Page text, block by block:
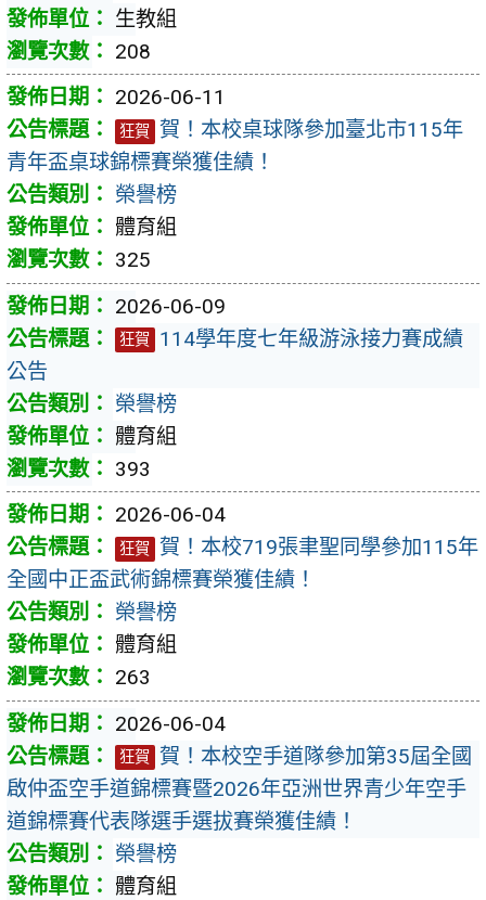
生教組
208
2026-06-11
狂賀 賀！本校桌球隊參加臺北市115年
青年盃桌球錦標賽榮獲佳績！
榮譽榜
體育組
325
2026-06-09
狂賀
114學年度七年級游泳接力賽成績
公告
榮譽榜
體育組
393
2026-06-04
狂賀 賀！本校719張聿聖同學參加115年
全國中正盃武術錦標賽榮獲佳績！
榮譽榜
體育組
263
2026-06-04
狂賀 賀！本校空手道隊參加第35屆全國
啟仲盃空手道錦標賽暨2026年亞洲世界青少年空手
道錦標賽代表隊選手選拔賽榮獲佳績！
榮譽榜
體育組